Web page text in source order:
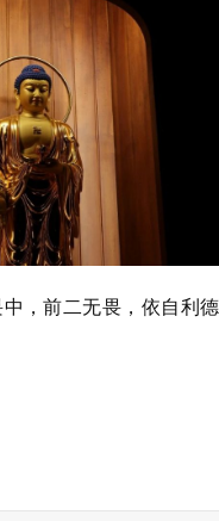
，前二无畏，依自利